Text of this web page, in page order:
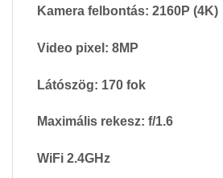
Kamera felbontás: 2160P (4K)
Video pixel: 8MP
Látószög: 170 fok
Maximális rekesz: f/1.6
WiFi 2.4GHz